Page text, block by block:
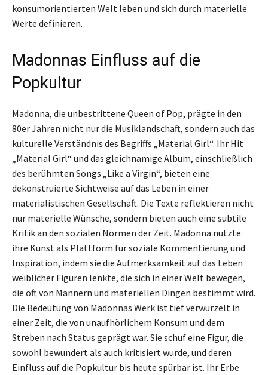
konsumorientierten Welt leben und sich durch materielle
Werte definieren.
Madonnas Einfluss auf die
Popkultur
Madonna, die unbestrittene Queen of Pop, prägte in den
80er Jahren nicht nur die Musiklandschaft, sondern auch das
kulturelle Verständnis des Begriffs „Material Girl“. Ihr Hit
„Material Girl“ und das gleichnamige Album, einschließlich
des berühmten Songs „Like a Virgin“, bieten eine
dekonstruierte Sichtweise auf das Leben in einer
materialistischen Gesellschaft. Die Texte reflektieren nicht
nur materielle Wünsche, sondern bieten auch eine subtile
Kritik an den sozialen Normen der Zeit. Madonna nutzte
ihre Kunst als Plattform für soziale Kommentierung und
Inspiration, indem sie die Aufmerksamkeit auf das Leben
weiblicher Figuren lenkte, die sich in einer Welt bewegen,
die oft von Männern und materiellen Dingen bestimmt wird.
Die Bedeutung von Madonnas Werk ist tief verwurzelt in
einer Zeit, die von unaufhörlichem Konsum und dem
Streben nach Status geprägt war. Sie schuf eine Figur, die
sowohl bewundert als auch kritisiert wurde, und deren
Einfluss auf die Popkultur bis heute spürbar ist. Ihr Erbe